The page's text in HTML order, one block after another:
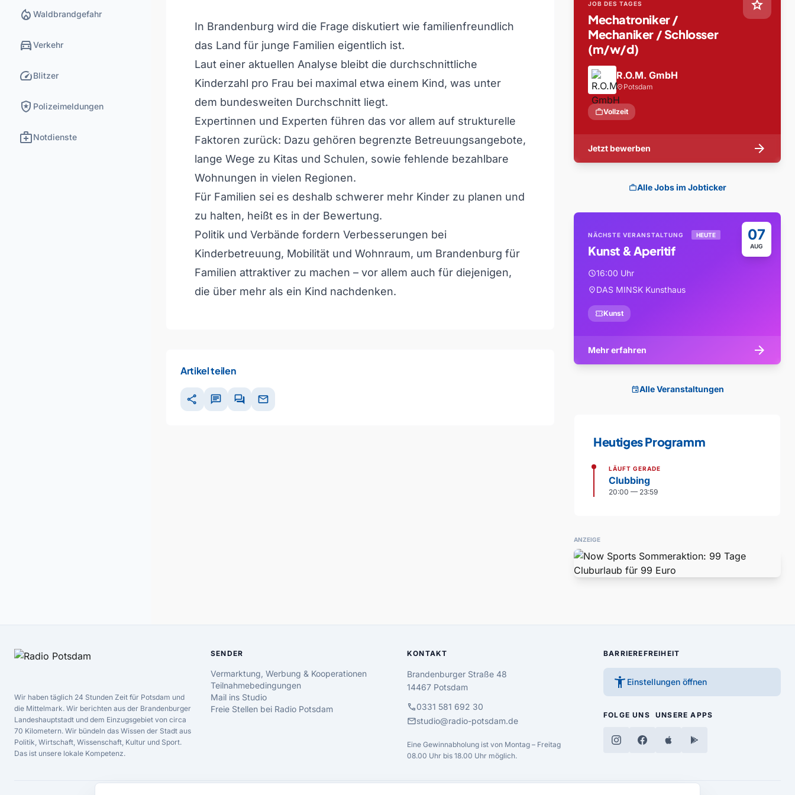
local_fire_department Waldbrandgefahr
directions_carVerkehr
speedBlitzer
local_police Polizeimeldungen
medical_servicesNotdienste
In Brandenburg wird die Frage diskutiert wie familienfreundlich
das Land für junge Familien eigentlich ist.
Laut einer aktuellen Analyse bleibt die durchschnittliche
Kinderzahl pro Frau bei maximal etwa einem Kind, was unter
dem bundesweiten Durchschnitt liegt.
Expertinnen und Experten führen das vor allem auf strukturelle
Faktoren zurück: Dazu gehören begrenzte Betreuungsangebote,
lange Wege zu Kitas und Schulen, sowie fehlende bezahlbare
Wohnungen in vielen Regionen.
Für Familien sei es deshalb schwerer mehr Kinder zu planen und
zu halten, heißt es in der Bewertung.
Politik und Verbände fordern Verbesserungen bei
Kinderbetreuung, Mobilität und Wohnraum, um Brandenburg für
Familien attraktiver zu machen – vor allem auch für diejenigen,
die über mehr als ein Kind nachdenken.
Artikel teilen
share chat forum mail
star
JOB DES TAGES
Mechatroniker /
Mechaniker / Schlosser
(m/w/d)
R.O.M. GmbH
location_on Potsdam
workVollzeit
Jetzt bewerben arrow_forward
workAlle Jobs im Jobticker
07
AUG
NÄCHSTE VERANSTALTUNG HEUTE
Kunst & Aperitif
schedule16:00 Uhr
location_onDAS MINSK Kunsthaus
confirmation_numberKunst
Mehr erfahren arrow_forward
eventAlle Veranstaltungen
Heutiges Programm
LÄUFT GERADE
Clubbing
20:00 — 23:59
ANZEIGE
Wir haben täglich 24 Stunden Zeit für Potsdam und
die Mittelmark. Wir berichten aus der Brandenburger
Landeshauptstadt und dem Einzugsgebiet von circa
70 Kilometern. Wir bündeln das Wissen der Stadt aus
Politik, Wirtschaft, Wissenschaft, Kultur und Sport.
Das ist unsere lokale Kompetenz.
SENDER
Vermarktung, Werbung & Kooperationen
Teilnahmebedingungen
Mail ins Studio
Freie Stellen bei Radio Potsdam
KONTAKT
Brandenburger Straße 48
14467 Potsdam
call0331 581 692 30
mailstudio@radio-potsdam.de
Eine Gewinnabholung ist von Montag – Freitag
08.00 Uhr bis 18.00 Uhr möglich.
BARRIEREFREIHEIT
accessibility_new Einstellungen öffnen
FOLGE UNS UNSERE APPS